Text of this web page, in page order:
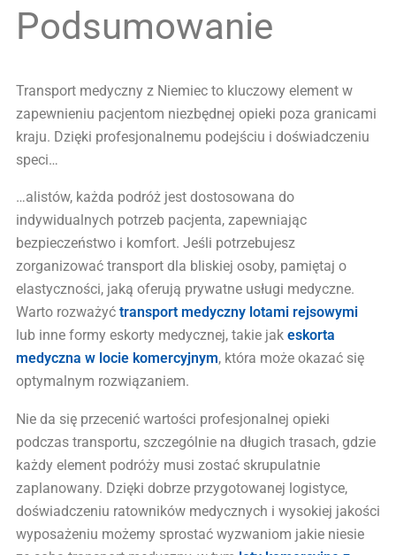
Podsumowanie
Transport medyczny z Niemiec to kluczowy element w
zapewnieniu pacjentom niezbędnej opieki poza granicami
kraju. Dzięki profesjonalnemu podejściu i doświadczeniu
speci…
…alistów, każda podróż jest dostosowana do
indywidualnych potrzeb pacjenta, zapewniając
bezpieczeństwo i komfort. Jeśli potrzebujesz
zorganizować transport dla bliskiej osoby, pamiętaj o
elastyczności, jaką oferują prywatne usługi medyczne.
Warto rozważyć transport medyczny lotami rejsowymi
lub inne formy eskorty medycznej, takie jak eskorta
medyczna w locie komercyjnym, która może okazać się
optymalnym rozwiązaniem.
Nie da się przecenić wartości profesjonalnej opieki
podczas transportu, szczególnie na długich trasach, gdzie
każdy element podróży musi zostać skrupulatnie
zaplanowany. Dzięki dobrze przygotowanej logistyce,
doświadczeniu ratowników medycznych i wysokiej jakości
wyposażeniu możemy sprostać wyzwaniom jakie niesie